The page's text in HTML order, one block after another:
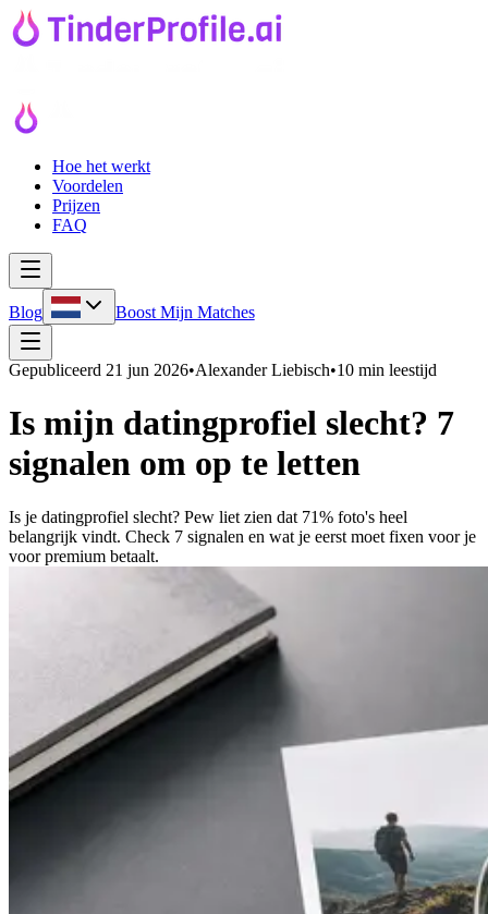
Hoe het werkt
Voordelen
Prijzen
FAQ
Blog Boost Mijn Matches
Gepubliceerd 21 jun 2026•Alexander Liebisch•10 min leestijd
Is mijn datingprofiel slecht? 7
signalen om op te letten
Is je datingprofiel slecht? Pew liet zien dat 71% foto's heel
belangrijk vindt. Check 7 signalen en wat je eerst moet fixen voor je
voor premium betaalt.